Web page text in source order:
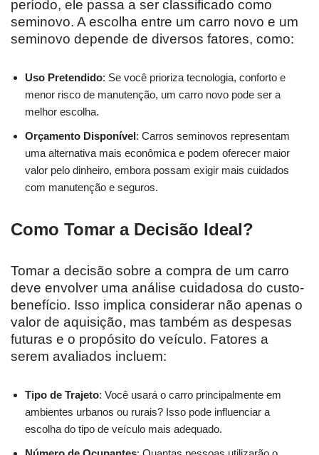
período, ele passa a ser classificado como
seminovo. A escolha entre um carro novo e um
seminovo depende de diversos fatores, como:
Uso Pretendido: Se você prioriza tecnologia, conforto e
menor risco de manutenção, um carro novo pode ser a
melhor escolha.
Orçamento Disponível: Carros seminovos representam
uma alternativa mais econômica e podem oferecer maior
valor pelo dinheiro, embora possam exigir mais cuidados
com manutenção e seguros.
Como Tomar a Decisão Ideal?
Tomar a decisão sobre a compra de um carro
deve envolver uma análise cuidadosa do custo-
benefício. Isso implica considerar não apenas o
valor de aquisição, mas também as despesas
futuras e o propósito do veículo. Fatores a
serem avaliados incluem:
Tipo de Trajeto: Você usará o carro principalmente em
ambientes urbanos ou rurais? Isso pode influenciar a
escolha do tipo de veículo mais adequado.